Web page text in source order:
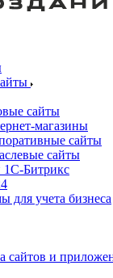
сайты
магазины
сайты
сайты
1С-Битрикс
для учета бизнеса
сайтов и